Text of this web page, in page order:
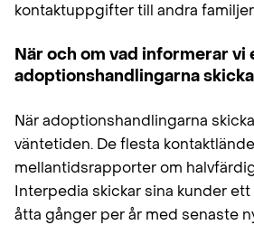
kontaktuppgifter till andra
När och om vad informerar
adoptionshandlingarna
När adoptionshandlingarna
väntetiden. De flesta
mellantidsrapporter om
Interpedia skickar sina kunder ett
åtta gånger per år med senaste